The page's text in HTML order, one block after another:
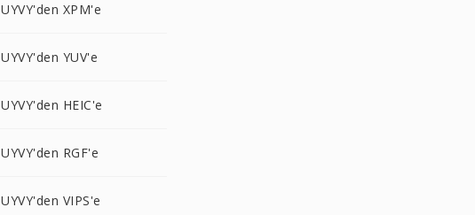
UYVY'den XPM'e
UYVY'den YUV'e
UYVY'den HEIC'e
UYVY'den RGF'e
UYVY'den VIPS'e